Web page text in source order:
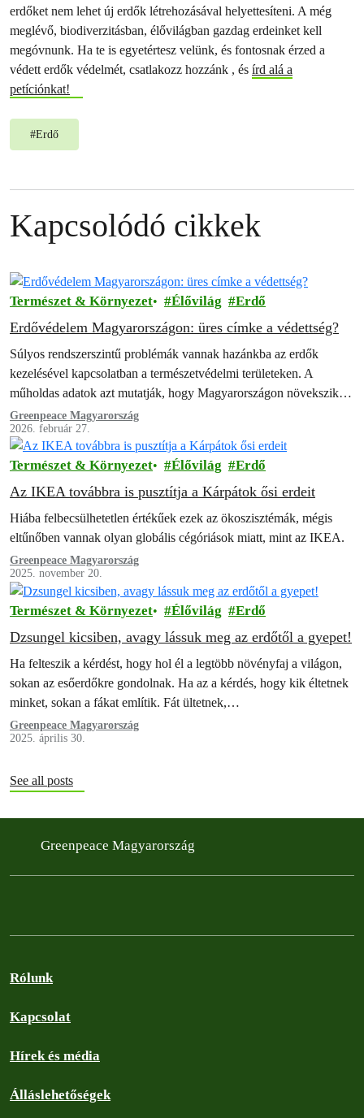
erdőket nem lehet új erdők létrehozásával helyettesíteni. A még
meglévő, biodiverzitásban, élővilágban gazdag erdeinket kell
megóvnunk. Ha te is egyetértesz velünk, és fontosnak érzed a
védett erdők védelmét, csatlakozz hozzánk , és írd alá a
petíciónkat!
#Erdő
Kapcsolódó cikkek
Természet & Környezet Élővilág Erdő
Erdővédelem Magyarországon: üres címke a védettség?
Súlyos rendszerszintű problémák vannak hazánkba az erdők
kezelésével kapcsolatban a természetvédelmi területeken. A
műholdas adatok azt mutatják, hogy Magyarországon növekszik a
fakitermelés azokban az erdőkben, amelyeket elvileg az Európai
Unió…
Greenpeace Magyarország
2026. február 27.
Természet & Környezet Élővilág Erdő
Az IKEA továbbra is pusztítja a Kárpátok ősi erdeit
Hiába felbecsülhetetlen értékűek ezek az ökoszisztémák, mégis
eltűnőben vannak olyan globális cégóriások miatt, mint az IKEA.
Greenpeace Magyarország
2025. november 20.
Természet & Környezet Élővilág Erdő
Dzsungel kicsiben, avagy lássuk meg az erdőtől a gyepet!
Ha felteszik a kérdést, hogy hol él a legtöbb növényfaj a világon,
sokan az esőerdőkre gondolnak. Ha az a kérdés, hogy kik éltetnek
minket, sokan a fákat említik. Fát ültetnek,…
Greenpeace Magyarország
2025. április 30.
See all posts
Greenpeace Magyarország
Rólunk
Kapcsolat
Hírek és média
Álláslehetőségek